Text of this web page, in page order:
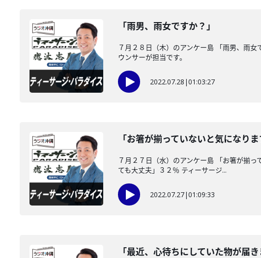
「雨男、雨女ですか？」
７月２８日（木）のアンケー島 「雨男、雨
ウンサーが担当です。
2022.07.28 |01:03:27
「お箸が揃っていないと気になりま
７月２７日（水）のアンケー島 「お箸
ても大丈夫」３２％ ティーサージ...
2022.07.27|01:09:33
「最近、心待ちにしていた物が届き